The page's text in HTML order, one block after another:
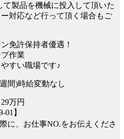
て製品を機械に投入して頂いた
対応など行って頂く場合もご
免許保持者優遇！
作業
すい職場です♪
間)時給変動なし
万円
01】
に、お仕事NO.をお伝えくださ